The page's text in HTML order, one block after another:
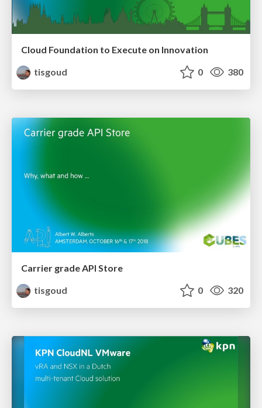
Cloud Foundation to Execute on Innovation
tisgoud
0 380
Carrier grade API Store
tisgoud
0 320